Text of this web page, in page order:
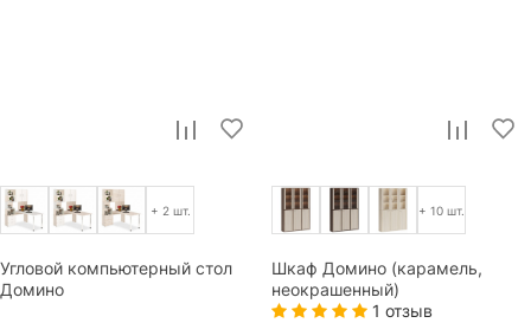
+ 2 шт.
Угловой компьютерный стол
Домино
+ 10 шт.
Шкаф Домино (карамель,
неокрашенный)
1 отзыв